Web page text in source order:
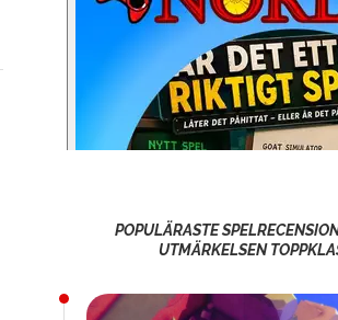
POPULÄRASTE
UTMÄRKELSEN